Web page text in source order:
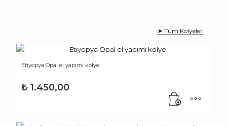
➤ Tüm Kolyeler
Etiyopya Opal el yapımı kolye
₺ 1.450,00